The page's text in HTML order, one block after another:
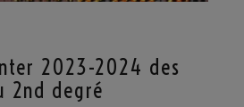
2023-2024 des
2nd degré